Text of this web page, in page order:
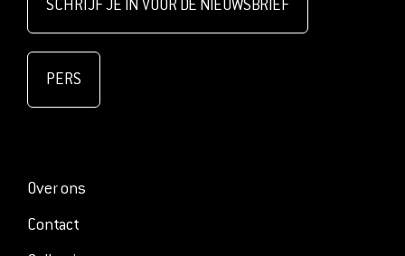
SCHRIJF JE IN VOOR DE NIEUWSBRIEF
PERS
Over ons
Contact